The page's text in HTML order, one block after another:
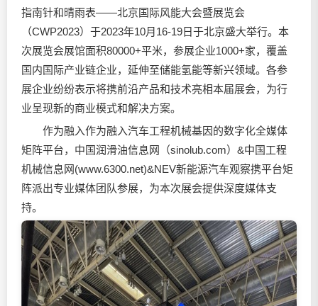
指南针和晴雨表——北京国际风能大会暨展览会
（CWP2023）于2023年10月16-19日于北京盛大举行。本
次展览会展馆面积80000+平米，参展企业1000+家，覆盖
国内国际产业链企业，延伸至储能氢能等新兴领域。各参
展企业纷纷表示将携前沿产品和技术亮相本届展会，为行
业呈现新的商业模式和解决方案。
作为融入作为融入汽车工程机械基因的数字化全媒体
矩阵平台，中国润滑油信息网（sinolub.com）&中国工程
机械信息网(www.6300.net)&NEV新能源汽车观察携平台矩
阵派出专业媒体团队参展，为本次展会提供深度媒体支
持。